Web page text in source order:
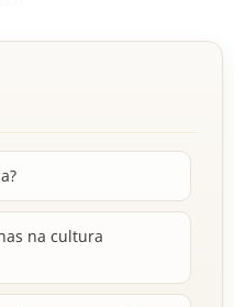
na cultura